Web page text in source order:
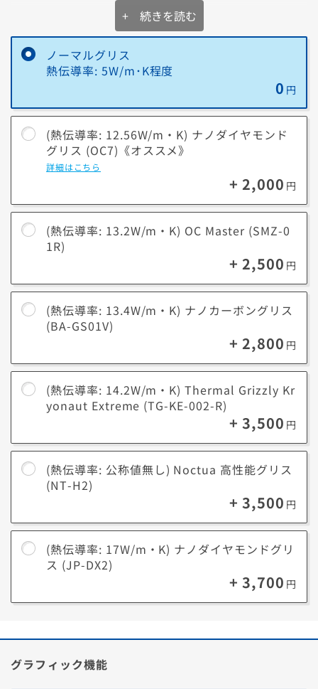
新品のパーツ・周辺機器 送料無料！
月額会員ならPC＋主要パーツ物損保証！
購入時のPC下取り3,000円値引き！
Steamにチャージ可能
オススメのCPUグリスはどれ？
ナノダイヤモンドグリス (OC7)」です！
ナノダイヤモンドグリス (OC7)の特徴
・ナノダイヤモンド粒子含有による非常に高い熱伝導性
・高温や湿度の環境下でも劣化しにくい耐久性
アップグレードは外せません。
ゲームや動画編集などのクリエイティブを快適に楽しみたい場合は、熱
伝導率が高いグリスへの変更をオススメします。
※弊社工場での組立時に該当のグリスを塗布するサービスです。グリス
+ 続きを読む
ノーマルグリス
熱伝導率: 5W/m･K程度
0 円
(熱伝導率: 12.56W/m・K) ナノダイヤモンド
グリス (OC7)《オススメ》
詳細はこちら
+ 2,000 円
(熱伝導率: 13.2W/m・K) OC Master (SMZ-0
1R)
+ 2,500 円
(熱伝導率: 13.4W/m・K) ナノカーボングリス
(BA-GS01V)
+ 2,800 円
(熱伝導率: 14.2W/m・K) Thermal Grizzly Kr
yonaut Extreme (TG-KE-002-R)
+ 3,500 円
(熱伝導率: 公称値無し) Noctua 高性能グリス
(NT-H2)
+ 3,500 円
(熱伝導率: 17W/m・K) ナノダイヤモンドグリ
ス (JP-DX2)
+ 3,700 円
グラフィック機能
データ復旧サービスに加入する